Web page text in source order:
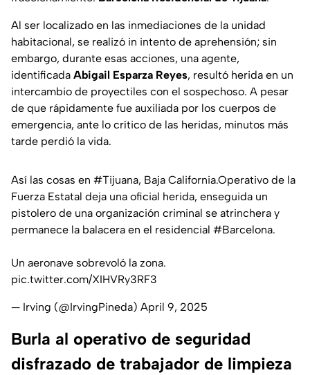
Al ser localizado en las inmediaciones de la unidad
habitacional, se realizó in intento de aprehensión; sin
embargo, durante esas acciones, una agente,
identificada Abigail Esparza Reyes, resultó herida en un
intercambio de proyectiles con el sospechoso. A pesar
de que rápidamente fue auxiliada por los cuerpos de
emergencia, ante lo crítico de las heridas, minutos más
tarde perdió la vida.
Así las cosas en #Tijuana, Baja California.Operativo de la
Fuerza Estatal deja una oficial herida, enseguida un
pistolero de una organización criminal se atrinchera y
permanece la balacera en el residencial #Barcelona.
Un aeronave sobrevoló la zona.
pic.twitter.com/XIHVRy3RF3
— Irving (@IrvingPineda) April 9, 2025
Burla al operativo de seguridad
disfrazado de trabajador de limpieza